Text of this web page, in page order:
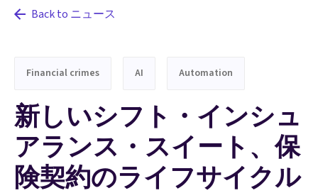
Back to ニュース
Financial crimes AI Automation
新しいシフト・インシュ
アランス・スイート、保
険契約のライフサイクル